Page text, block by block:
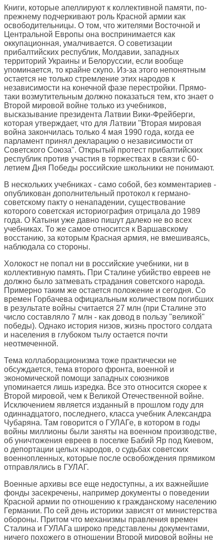
Книги, которые апеллируют к коллективной памяти, по-
прежнему подчеркивают роль Красной армии как
освободительницы. О том, что жителями Восточной и
Центральной Европы она воспринимается как
оккупационная, умалчивается. О советизации
прибалтийских республик, Молдавии, западных
территорий Украины и Белоруссии, если вообще
упоминается, то крайне скупо. Из-за этого непонятным
остается не только стремление этих народов к
независимости на конечной фазе перестройки. Прямо-
таки возмутительным должно показаться тем, кто знает о
Второй мировой войне только из учебников,
высказывание президента Латвии Вики-Фрейберги,
которая утверждает, что для Латвии "Вторая мировая
война закончилась только 4 мая 1990 года, когда ее
парламент принял декларацию о независимости от
Советского Союза". Открытый протест прибалтийских
республик против участия в торжествах в связи с 60-
летием Дня Победы российские школьники не понимают.
В нескольких учебниках - само собой, без комментариев -
опубликован дополнительный протокол к германо-
советскому пакту о ненападении, существование
которого советская историография отрицала до 1989
года. О Катыни уже давно пишут далеко не во всех
учебниках. То же самое относится к Варшавскому
восстанию, за которым Красная армия, не вмешиваясь,
наблюдала со стороны.
Холокост не попал ни в российские учебники, ни в
коллективную память. При Сталине убийство евреев не
должно было затмевать страдания советского народа.
Примерно таким же остается положение и сегодня. Со
времен Горбачева официальным количеством погибших
в результате войны считается 27 млн (при Сталине это
число составляло 7 млн - как довод в пользу "великой"
победы). Однако история низов, жизнь простого солдата
и населения в глубоком тылу остается почти
неотмеченной.
Тема коллаборационизма тоже практически не
обсуждается, тема второго фронта, военной и
экономической помощи западных союзников
упоминается лишь изредка. Все это относится скорее к
Второй мировой, чем к Великой Отечественной войне.
Исключением является изданный в прошлом году для
одиннадцатого, последнего, класса учебник Александра
Чубаряна. Там говорится о ГУЛАГе, в котором в годы
войны миллионы были заняты на военном производстве,
об уничтожения евреев в поселке Бабий Яр под Киевом,
о депортации целых народов, о судьбах советских
военнопленных, которые после освобождения прямиком
отправлялись в ГУЛАГ.
Военные архивы все еще недоступны, а их важнейшие
фонды засекречены, например документы о поведении
Красной армии по отношению к гражданскому населению
Германии. По сей день историки зависят от министерства
обороны. Притом что механизмы правления времен
Сталина и ГУЛАГа широко представлены документами,
ничего похожего в отношении Второй мировой войны не